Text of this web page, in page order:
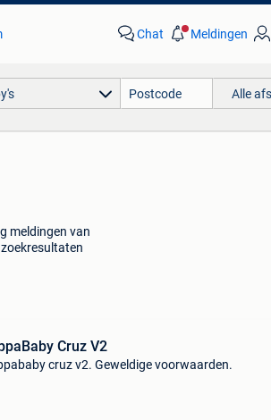
Chat Meldingen
Alle
meldingen van
Cruz V2
cruz v2. Geweldige voorwaarden.